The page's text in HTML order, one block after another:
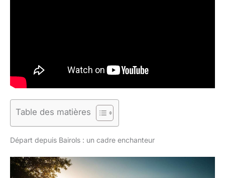
Table des matières
Départ depuis Bairols : un cadre enchanteur